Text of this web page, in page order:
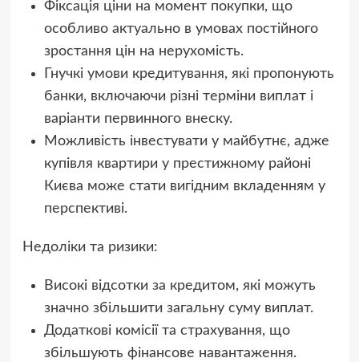
Фіксація ціни на момент покупки, що
особливо актуально в умовах постійного
зростання цін на нерухомість.
Гнучкі умови кредитування, які пропонують
банки, включаючи різні терміни виплат і
варіанти первинного внеску.
Можливість інвестувати у майбутнє, адже
купівля квартири у престижному районі
Києва може стати вигідним вкладенням у
перспективі.
Недоліки та ризики:
Високі відсотки за кредитом, які можуть
значно збільшити загальну суму виплат.
Додаткові комісії та страхування, що
збільшують фінансове навантаження.